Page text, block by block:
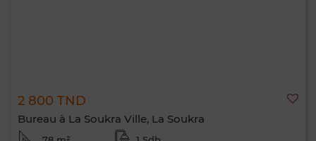
2 800 TND
Bureau à La Soukra Ville, La Soukra